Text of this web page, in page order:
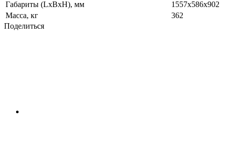
Габариты (LxBxH), мм
1557x586x902
Масса, кг
362
Поделиться